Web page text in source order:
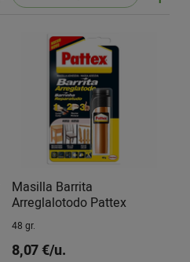
Masilla Barrita
Arreglalotodo Pattex
48 gr.
8,07 €/u.